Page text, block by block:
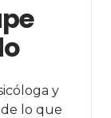
y
lo que